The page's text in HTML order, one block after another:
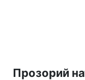
Прозорий